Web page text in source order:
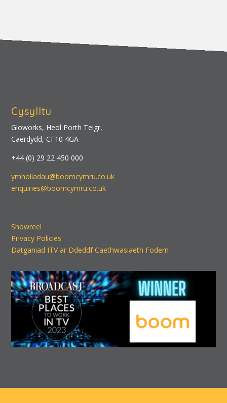
Cysylltu
Gloworks, Heol Porth Teigr,
Caerdydd, CF10 4GA
+44 (0) 29 22 450 000
ymholiadau@boomcymru.co.uk
enquiries@boomcymru.co.uk
Showreel
Privacy Policies
Datganiad ITV ar Ddeddf Caethwasiaeth Fodern